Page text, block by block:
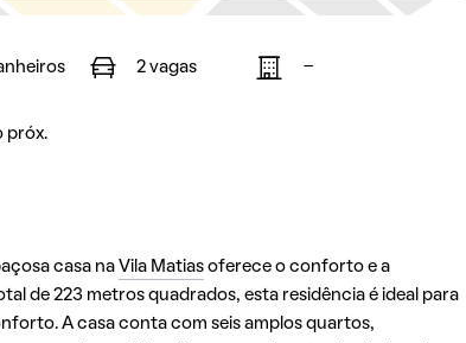
2 vagas -
próx.
casa na Vila Matiasoferece o conforto e a
de 223 metros quadrados, esta residência é ideal para
A casa conta com seis amplos quartos,